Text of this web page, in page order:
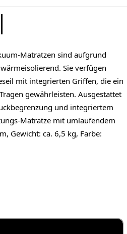
Matratzen sind aufgrund
Sie verfügen
mit integrierten Griffen, die ein
gewährleisten. Ausgestattet
und integriertem
Matratze mit umlaufendem
Gewicht: ca. 6,5 kg, Farbe: